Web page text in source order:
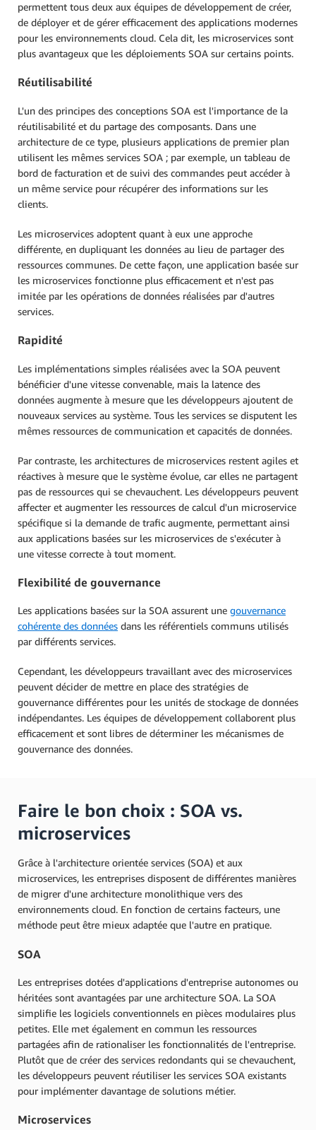
permettent tous deux aux équipes de développement de créer,
de déployer et de gérer efficacement des applications modernes
pour les environnements cloud. Cela dit, les microservices sont
plus avantageux que les déploiements SOA sur certains points.
Réutilisabilité
L'un des principes des conceptions SOA est l'importance de la
réutilisabilité et du partage des composants. Dans une
architecture de ce type, plusieurs applications de premier plan
utilisent les mêmes services SOA ; par exemple, un tableau de
bord de facturation et de suivi des commandes peut accéder à
un même service pour récupérer des informations sur les
clients.
Les microservices adoptent quant à eux une approche
différente, en dupliquant les données au lieu de partager des
ressources communes. De cette façon, une application basée sur
les microservices fonctionne plus efficacement et n'est pas
imitée par les opérations de données réalisées par d'autres
services.
Rapidité
Les implémentations simples réalisées avec la SOA peuvent
bénéficier d'une vitesse convenable, mais la latence des
données augmente à mesure que les développeurs ajoutent de
nouveaux services au système. Tous les services se disputent les
mêmes ressources de communication et capacités de données.
Par contraste, les architectures de microservices restent agiles et
réactives à mesure que le système évolue, car elles ne partagent
pas de ressources qui se chevauchent. Les développeurs peuvent
affecter et augmenter les ressources de calcul d'un microservice
spécifique si la demande de trafic augmente, permettant ainsi
aux applications basées sur les microservices de s'exécuter à
une vitesse correcte à tout moment.
Flexibilité de gouvernance
Les applications basées sur la SOA assurent une gouvernance
cohérente des données dans les référentiels communs utilisés
par différents services.
Cependant, les développeurs travaillant avec des microservices
peuvent décider de mettre en place des stratégies de
gouvernance différentes pour les unités de stockage de données
indépendantes. Les équipes de développement collaborent plus
efficacement et sont libres de déterminer les mécanismes de
gouvernance des données.
Faire le bon choix : SOA vs.
microservices
Grâce à l'architecture orientée services (SOA) et aux
microservices, les entreprises disposent de différentes manières
de migrer d'une architecture monolithique vers des
environnements cloud. En fonction de certains facteurs, une
méthode peut être mieux adaptée que l'autre en pratique.
SOA
Les entreprises dotées d'applications d'entreprise autonomes ou
héritées sont avantagées par une architecture SOA. La SOA
simplifie les logiciels conventionnels en pièces modulaires plus
petites. Elle met également en commun les ressources
partagées afin de rationaliser les fonctionnalités de l'entreprise.
Plutôt que de créer des services redondants qui se chevauchent,
les développeurs peuvent réutiliser les services SOA existants
pour implémenter davantage de solutions métier.
Microservices